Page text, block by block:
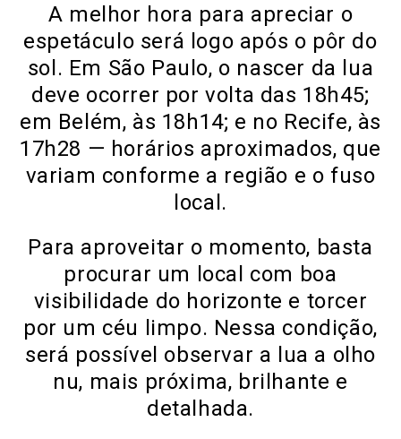
A melhor hora para apreciar o
espetáculo será logo após o pôr do
sol. Em São Paulo, o nascer da lua
deve ocorrer por volta das 18h45;
em Belém, às 18h14; e no Recife, às
17h28 — horários aproximados, que
variam conforme a região e o fuso
local.
Para aproveitar o momento, basta
procurar um local com boa
visibilidade do horizonte e torcer
por um céu limpo. Nessa condição,
será possível observar a lua a olho
nu, mais próxima, brilhante e
detalhada.